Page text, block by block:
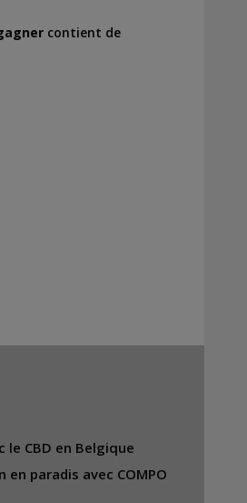
contient de
le CBD en Belgique
paradis avec COMPO